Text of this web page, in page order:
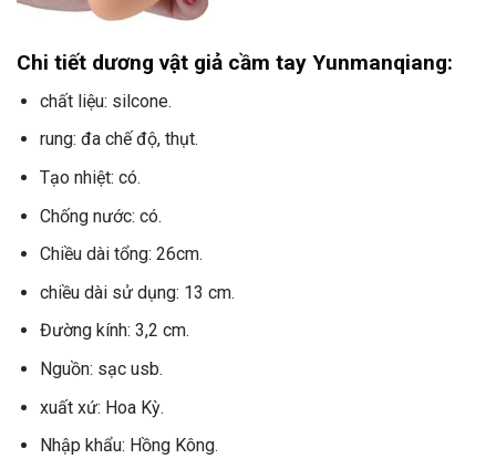
Chi tiết dương vật giả cầm tay Yunmanqiang:
chất liệu: silcone.
rung: đa chế độ, thụt.
Tạo nhiệt: có.
Chống nước: có.
Chiều dài tổng: 26cm.
chiều dài sử dụng: 13 cm.
Đường kính: 3,2 cm.
Nguồn: sạc usb.
xuất xứ: Hoa Kỳ.
Nhập khẩu: Hồng Kông.